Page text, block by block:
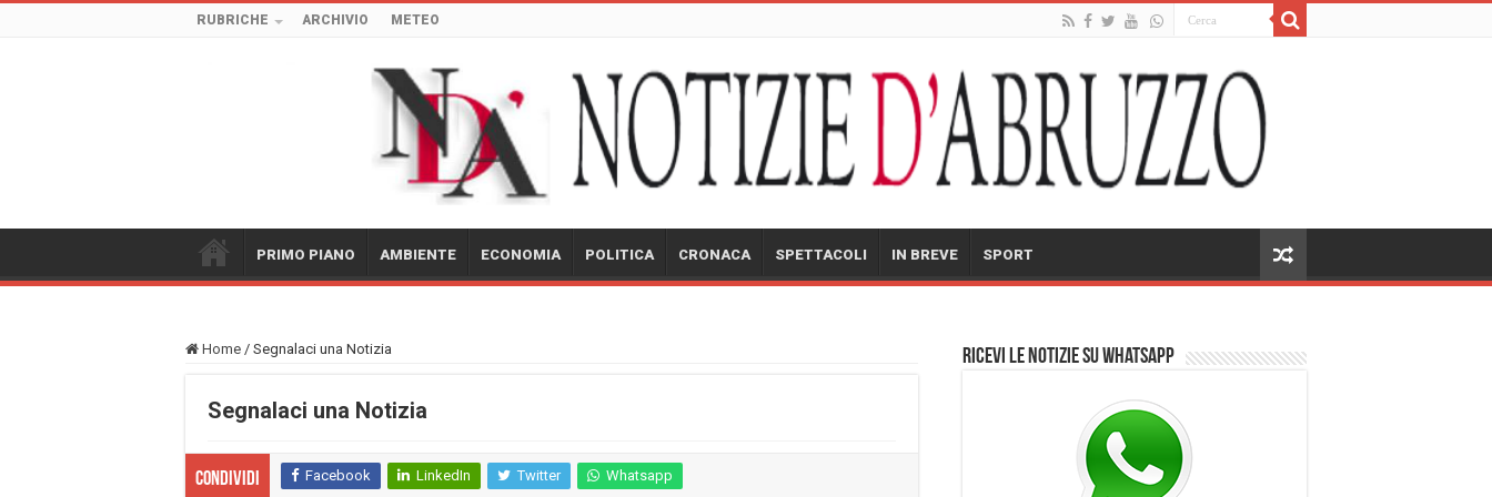
RUBRICHE ARCHIVIO METEO
PRIMO PIANO AMBIENTE ECONOMIA POLITICA CRONACA SPETTACOLI IN BREVE SPORT
Home / Segnalaci una Notizia
Segnalaci una Notizia
Condividi Facebook LinkedIn Twitter Whatsapp
Ricevi le notizie su Whatsapp